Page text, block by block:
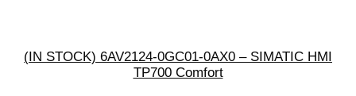
(IN STOCK) 6AV2124-0GC01-0AX0 – SIMATIC HMI
TP700 Comfort